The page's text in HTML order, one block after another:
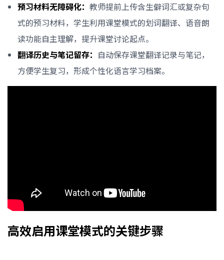
预习材料无障碍化： 教师提前上传含生僻词汇或复杂句
式的预习材料，学生利用课堂模式的划词翻译、语音朗
读功能自主理解，提升课堂讨论起点。
翻译历史与笔记留存： 自动保存课堂翻译记录与笔记，
方便学生复习，形成个性化语言学习档案。
高效启用课堂模式的关键步骤